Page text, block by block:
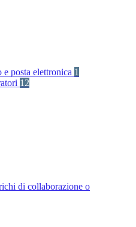
e posta elettronica 1
12
di collaborazione o